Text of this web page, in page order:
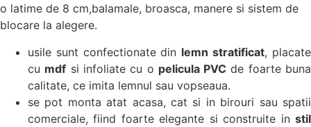
o latime de 8 cm,balamale, broasca, manere si sistem de
blocare la alegere.
usile sunt confectionate din lemn stratificat, placate
cu mdf si infoliate cu o pelicula PVC de foarte buna
calitate, ce imita lemnul sau vopseaua.
se pot monta atat acasa, cat si in birouri sau spatii
comerciale, fiind foarte elegante si construite in stil